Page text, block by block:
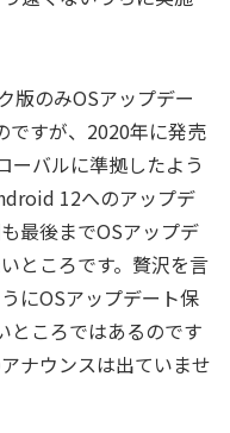
版のみOSアップデー
ですが、2020年に発売
ーバルに準拠したよう
12へのアップデ
最後までOSアップデ
ところです。贅沢を言
にOSアップデート保
ところではあるのです
ナウンスは出ていませ